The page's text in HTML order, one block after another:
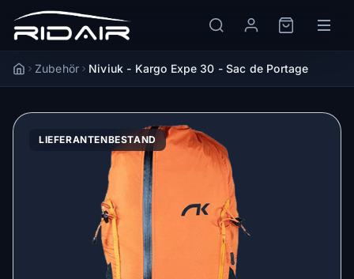
AccueilZubehör Niviuk - Kargo Expe 30 - Sac de Portage
LIEFERANTENBESTAND